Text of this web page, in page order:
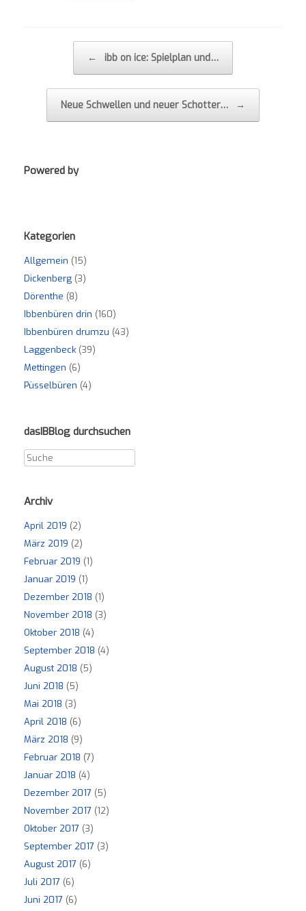
← ibb on ice: Spielplan und…
Neue Schwellen und neuer Schotter… →
Powered by
Kategorien
Allgemein (15)
Dickenberg (3)
Dörenthe (8)
Ibbenbüren drin (160)
Ibbenbüren drumzu (43)
Laggenbeck (39)
Mettingen (6)
Püsselbüren (4)
dasIBBlog durchsuchen
Archiv
April 2019 (2)
März 2019 (2)
Februar 2019 (1)
Januar 2019 (1)
Dezember 2018 (1)
November 2018 (3)
Oktober 2018 (4)
September 2018 (4)
August 2018 (5)
Juni 2018 (5)
Mai 2018 (3)
April 2018 (6)
März 2018 (9)
Februar 2018 (7)
Januar 2018 (4)
Dezember 2017 (5)
November 2017 (12)
Oktober 2017 (3)
September 2017 (3)
August 2017 (6)
Juli 2017 (6)
Juni 2017 (6)